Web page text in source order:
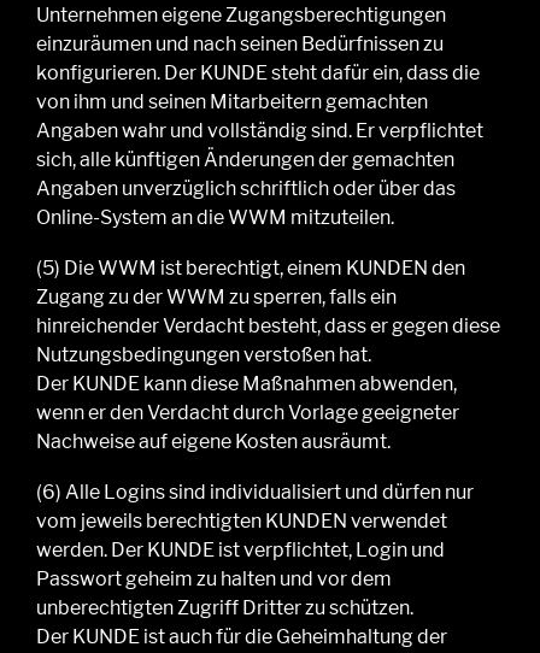
Unternehmen eigene Zugangsberechtigungen
einzuräumen und nach seinen Bedürfnissen zu
konfigurieren. Der KUNDEsteht dafür ein, dass die
von ihm und seinen Mitarbeitern gemachten
Angaben wahr und vollständig sind. Er verpflichtet
sich, alle künftigen Änderungen der gemachten
Angaben unverzüglichschriftlichoder über das
Online-System andie WWM mitzuteilen.
(5) Die WWM ist berechtigt, einem KUNDEN den
Zugang zu derWWM zu sperren, falls ein
hinreichender Verdacht besteht, dass er gegen diese
Nutzungsbedingungen verstoßen hat.
Der KUNDE kann diese Maßnahmen abwenden,
wenn er den Verdacht durch Vorlage geeigneter
Nachweise auf eigene Kosten ausräumt.
(6) Alle Logins sind individualisiert und dürfen nur
vom jeweils berechtigten KUNDEN verwendet
werden. Der KUNDE ist verpflichtet, Login und
Passwort geheim zu halten und vor dem
unberechtigten Zugriff Dritter zu schützen.
Der KUNDE ist auch für die Geheimhaltung der